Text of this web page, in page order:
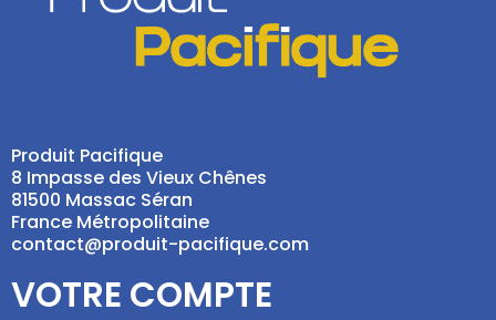
Produit Pacifique
8 Impasse des Vieux Chênes
81500 Massac Séran
France Métropolitaine
contact@produit-pacifique.com
VOTRE COMPTE